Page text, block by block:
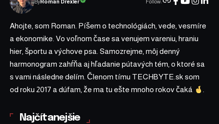
ByRoman Drexler Follow:
Ahojte, som Roman. Píšem o technológiách, vede, vesmíre
a ekonomike. Vo voľnom čase sa venujem vareniu, hraniu
hier, športu a výchove psa. Samozrejme, môj denný
harmonogram zahŕňa aj hľadanie pútavých tém, o ktoré sa
s vami následne delím. Členom tímu TECHBYTE.sk som
od roku 2017 a dúfam, že ma tu ešte mnoho rokov čaká
Najčítanejšie